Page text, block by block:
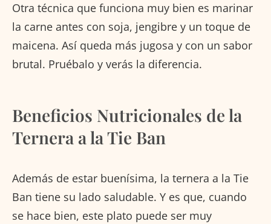
Otra técnica que funciona muy bien es marinar
la carne antes con soja, jengibre y un toque de
maicena. Así queda más jugosa y con un sabor
brutal. Pruébalo y verás la diferencia.
Beneficios Nutricionales de la
Ternera a la Tie Ban
Además de estar buenísima, la ternera a la Tie
Ban tiene su lado saludable. Y es que, cuando
se hace bien, este plato puede ser muy